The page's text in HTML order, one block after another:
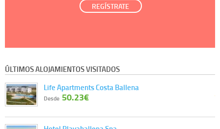
REGÍSTRATE
ÚLTIMOS ALOJAMIENTOS VISITADOS
Life Apartments Costa Ballena
Desde 50.23€